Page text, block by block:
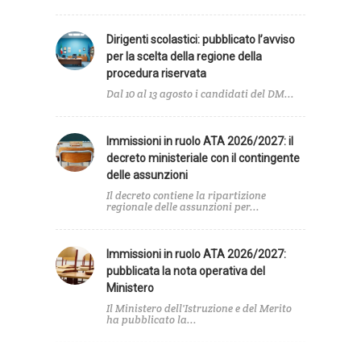
Dirigenti scolastici: pubblicato l’avviso
per la scelta della regione della
procedura riservata
Dal 10 al 13 agosto i candidati del DM...
Immissioni in ruolo ATA 2026/2027: il
decreto ministeriale con il contingente
delle assunzioni
Il decreto contiene la ripartizione
regionale delle assunzioni per...
Immissioni in ruolo ATA 2026/2027:
pubblicata la nota operativa del
Ministero
Il Ministero dell'Istruzione e del Merito
ha pubblicato la...